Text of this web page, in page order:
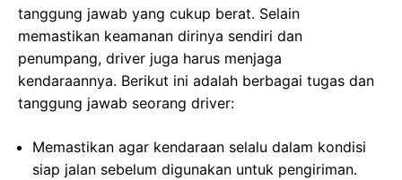
tanggung jawab yang cukup berat. Selain
memastikan keamanan dirinya sendiri dan
penumpang, driver juga harus menjaga
kendaraannya. Berikut ini adalah berbagai tugas dan
tanggung jawab seorang driver:
Memastikan agar kendaraan selalu dalam kondisi
siap jalan sebelum digunakan untuk pengiriman.